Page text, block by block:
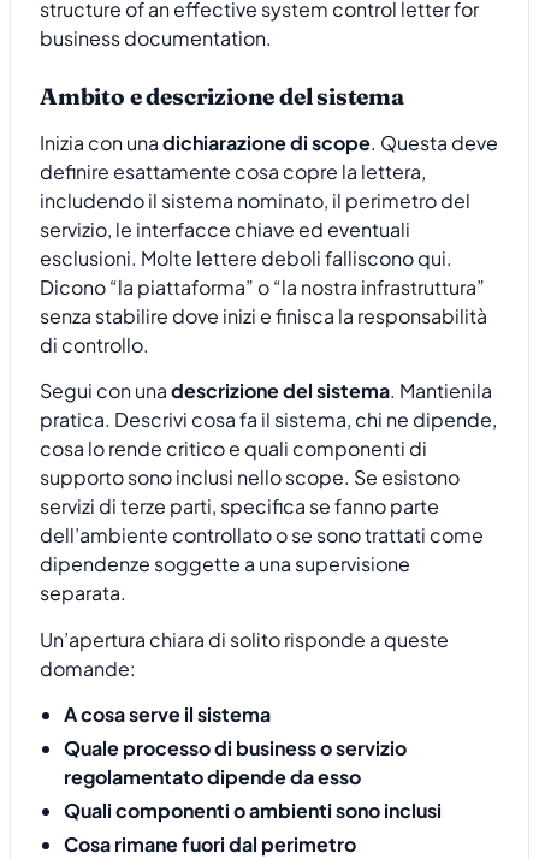
Ambito e descrizione del sistema
Inizia con unadichiarazione di scope. Questa deve
definire esattamente cosa copre la lettera,
includendo il sistema nominato, il perimetro del
servizio, le interfacce chiave ed eventuali
esclusioni. Molte lettere deboli falliscono qui.
Dicono “la piattaforma” o “la nostra infrastruttura”
senza stabilire dove inizi e finisca la responsabilità
di controllo.
Segui con unadescrizione del sistema. Mantienila
pratica. Descrivi cosa fa il sistema, chi ne dipende,
cosa lo rende critico e quali componenti di
supporto sono inclusi nello scope. Se esistono
servizi di terze parti, specifica se fanno parte
dell’ambiente controllato o se sono trattati come
dipendenze soggette a una supervisione
separata.
Un’apertura chiara di solito risponde a queste
domande:
A cosa serve il sistema
Quale processo di business o servizio
regolamentato dipende da esso
Quali componenti o ambienti sono inclusi
Cosa rimane fuori dal perimetro